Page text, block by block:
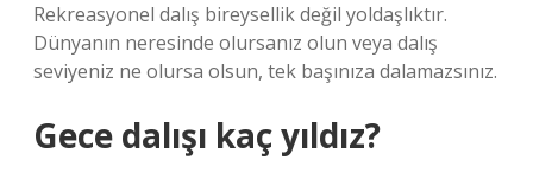
Rekreasyonel dalış bireysellik değil yoldaşlıktır.
Dünyanın neresinde olursanız olun veya dalış
seviyeniz ne olursa olsun, tek başınıza dalamazsınız.
Gece dalışı kaç yıldız?